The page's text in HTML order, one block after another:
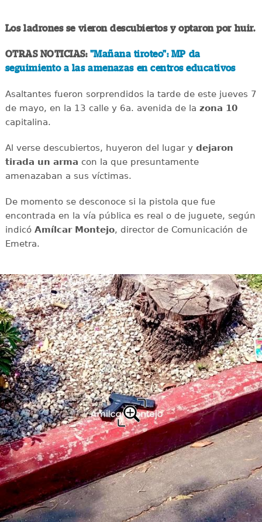
Los ladrones se vieron descubiertos y optaron por huir.
OTRAS NOTICIAS: "Mañana tiroteo": MP da
seguimiento a las amenazas en centros educativos
Asaltantes fueron sorprendidos la tarde de este jueves 7
de mayo, en la 13 calle y 6a. avenida de la zona 10
capitalina.
Al verse descubiertos, huyeron del lugar y dejaron
tirada un arma con la que presuntamente
amenazaban a sus víctimas.
De momento se desconoce si la pistola que fue
encontrada en la vía pública es real o de juguete, según
indicó Amílcar Montejo, director de Comunicación de
Emetra.